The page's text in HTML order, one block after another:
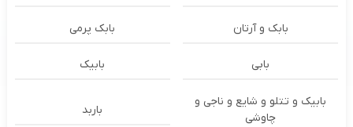
بابک و آرتان بابک پرمی
بابی بابیک
بابیک و تتلو و شایع و ناجی و
چاوشی
باربد